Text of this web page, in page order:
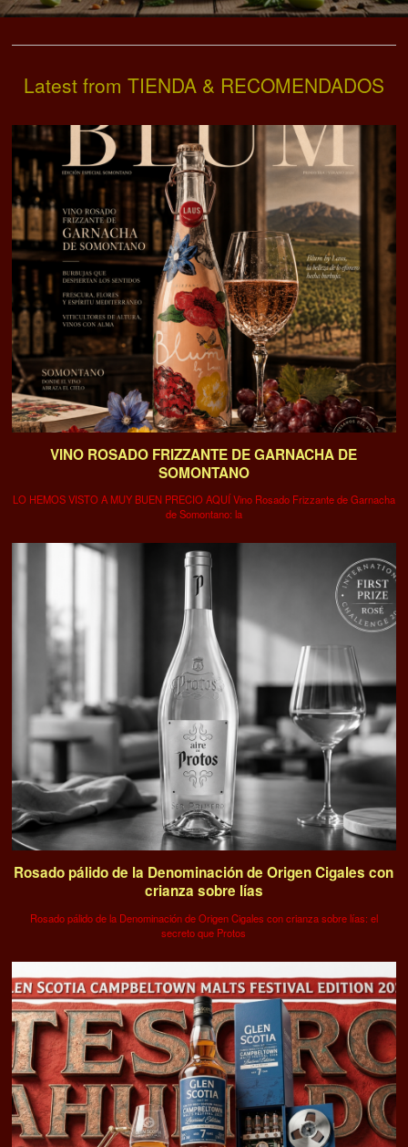
Latest from TIENDA & RECOMENDADOS
VINO ROSADO FRIZZANTE DE GARNACHA DE
SOMONTANO
LO HEMOS VISTO A MUY BUEN PRECIO AQUÍ Vino Rosado Frizzante de Garnacha
de Somontano: la
Rosado pálido de la Denominación de Origen Cigales con
crianza sobre lías
Rosado pálido de la Denominación de Origen Cigales con crianza sobre lías: el
secreto que Protos